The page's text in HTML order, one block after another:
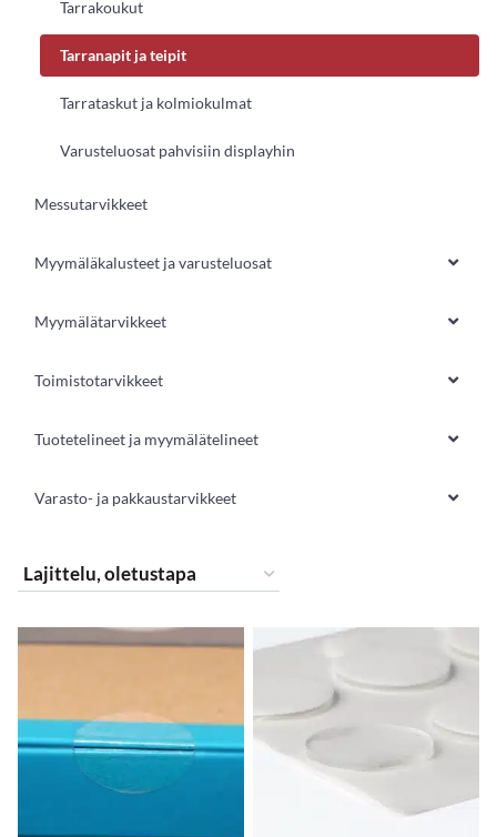
Tarrakoukut
Tarranapit ja teipit
Tarrataskut ja kolmiokulmat
Varusteluosat pahvisiin displayhin
Messutarvikkeet
Myymäläkalusteet ja varusteluosat
Myymälätarvikkeet
Toimistotarvikkeet
Tuotetelineet ja myymälätelineet
Varasto- ja pakkaustarvikkeet